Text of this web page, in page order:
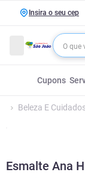
Insira o seu cep
Cupons
Beleza E
Esmalte Ana